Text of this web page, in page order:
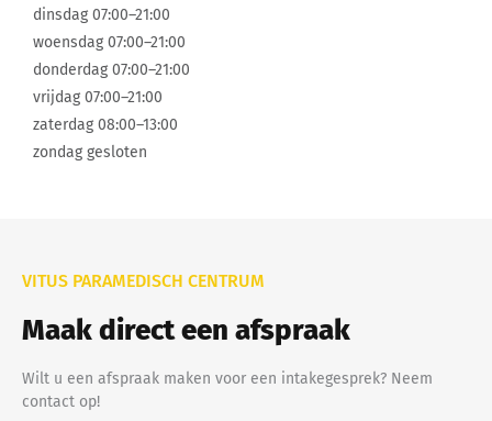
dinsdag 07:00–21:00
woensdag 07:00–21:00
donderdag 07:00–21:00
vrijdag 07:00–21:00
zaterdag 08:00–13:00
zondag gesloten
VITUS PARAMEDISCH CENTRUM
Maak direct een afspraak
Wilt u een afspraak maken voor een intakegesprek? Neem
contact op!